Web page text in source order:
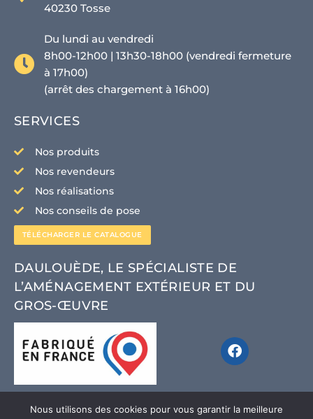
40230 Tosse
Du lundi au vendredi
8h00-12h00 | 13h30-18h00 (vendredi fermeture
à 17h00)
(arrêt des chargement à 16h00)
SERVICES
Nos produits
Nos revendeurs
Nos réalisations
Nos conseils de pose
TÉLÉCHARGER LE CATALOGUE
DAULOUÈDE, LE SPÉCIALISTE DE
L’AMÉNAGEMENT EXTÉRIEUR ET DU
GROS-ŒUVRE
Nous utilisons des cookies pour vous garantir la meilleure